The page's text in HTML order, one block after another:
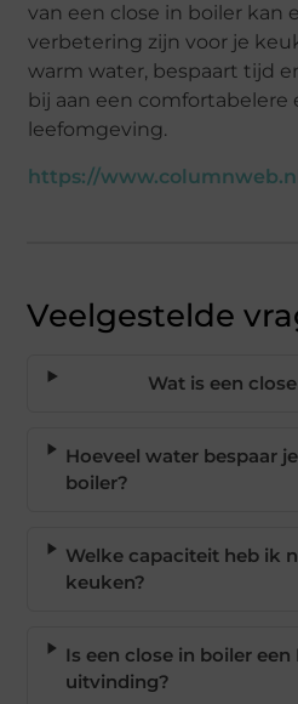
van een close in boiler kan
verbetering zijn voor je
warm water, bespaart tijd
bij aan een comfortabelere
leefomgeving.
https://
Veelgestelde
Wat is een
Hoeveel water bespaar
boiler?
Welke capaciteit heb ik
keuken?
Is een close in boiler een
uitvinding?